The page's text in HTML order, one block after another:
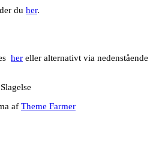
du her.
her eller alternativt via nedenstående
af Theme Farmer